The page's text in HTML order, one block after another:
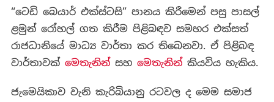
“ටෙඩි බෙයාර් එක්ස්ටසි” පානය කිරීමෙන් පසු පාසල්
ළමුන් රෝහල් ගත කිරීම පිළිබඳව සමහර එක්සත්
රාජධානියේ මාධ්‍ය වාර්තා කර තිබෙනවා. ඒ පිළිබඳ
වාර්තාවක් මෙතැනින්සහ මෙතැනින්කියවිය හැකිය.
ජැමෙයිකාව වැනි කැරිබියානු රටවල ද මෙම සමාජ